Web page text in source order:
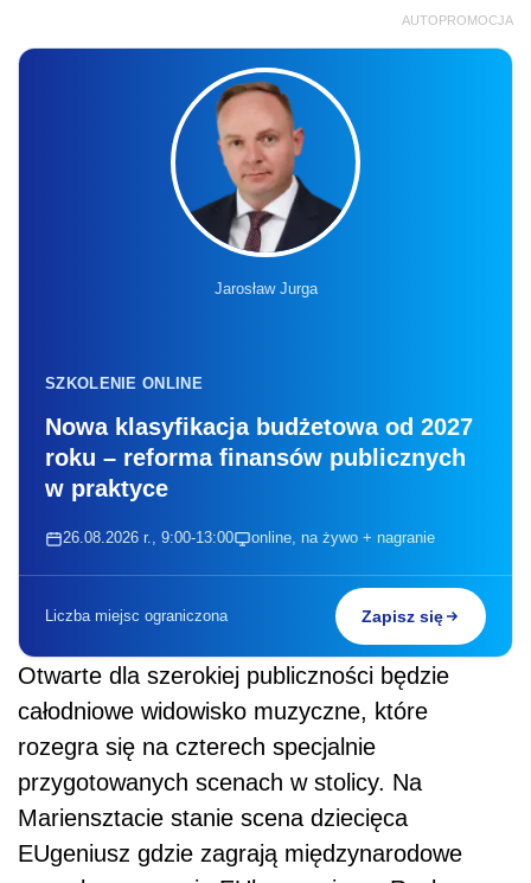
AUTOPROMOCJA
Jarosław Jurga
SZKOLENIE ONLINE
Nowa klasyfikacja budżetowa od 2027
roku – reforma finansów publicznych
w praktyce
26.08.2026 r., 9:00-13:00 online, na żywo + nagranie
Liczba miejsc ograniczona Zapisz się
Otwarte dla szerokiej publiczności będzie
całodniowe widowisko muzyczne, które
rozegra się na czterech specjalnie
przygotowanych scenach w stolicy. Na
Mariensztacie stanie scena dziecięca
EUgeniusz gdzie zagrają międzynarodowe